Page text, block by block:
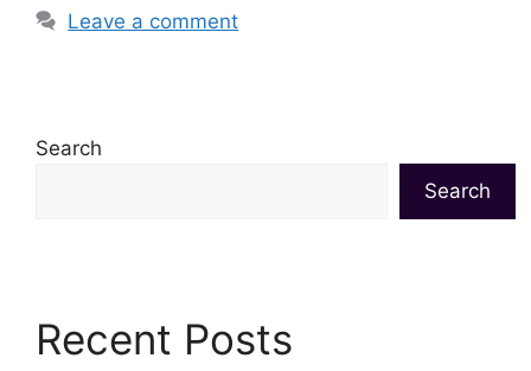
Leave a comment
Search
Search
Recent Posts